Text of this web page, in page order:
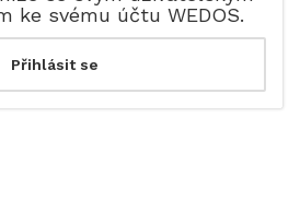
ke svému účtu WEDOS.